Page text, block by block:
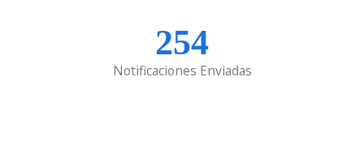
254
Notificaciones Enviadas